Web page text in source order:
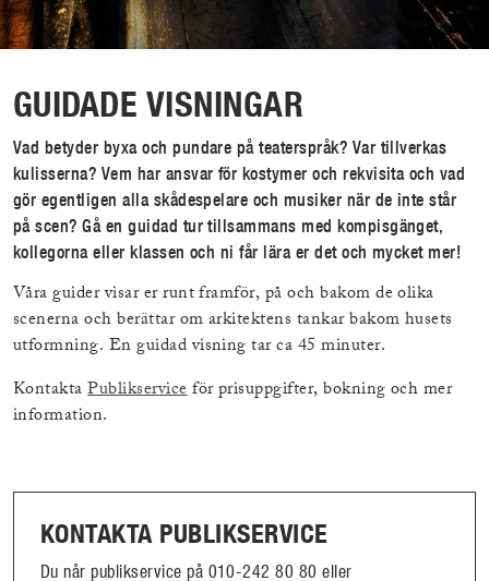
GUIDADE VISNINGAR
Vad betyder byxa och pundare på teaterspråk? Var tillverkas
kulisserna? Vem har ansvar för kostymer och rekvisita och vad
gör egentligen alla skådespelare och musiker när de inte står
på scen? Gå en guidad tur tillsammans med kompisgänget,
kollegorna eller klassen och ni får lära er det och mycket mer!
Våra guider visar er runt framför, på och bakom de olika
scenerna och berättar om arkitektens tankar bakom husets
utformning. En guidad visning tar ca 45 minuter.
KontaktaPublikserviceför prisuppgifter, bokning och mer
information.
KONTAKTA PUBLIKSERVICE
Du når publikservice på 010-242 80 80 eller